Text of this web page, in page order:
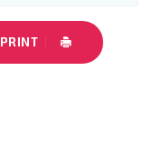
PRINT